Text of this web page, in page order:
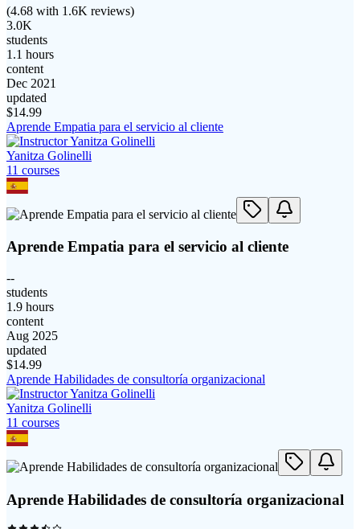
(4.68 with 1.6K reviews)
3.0K
students
1.1 hours
content
Dec 2021
updated
$14.99
Aprende Empatia para el servicio al cliente
Yanitza Golinelli
11 courses
Aprende Empatia para el servicio al cliente
--
students
1.9 hours
content
Aug 2025
updated
$14.99
Aprende Habilidades de consultoría organizacional
Yanitza Golinelli
11 courses
Aprende Habilidades de consultoría organizacional